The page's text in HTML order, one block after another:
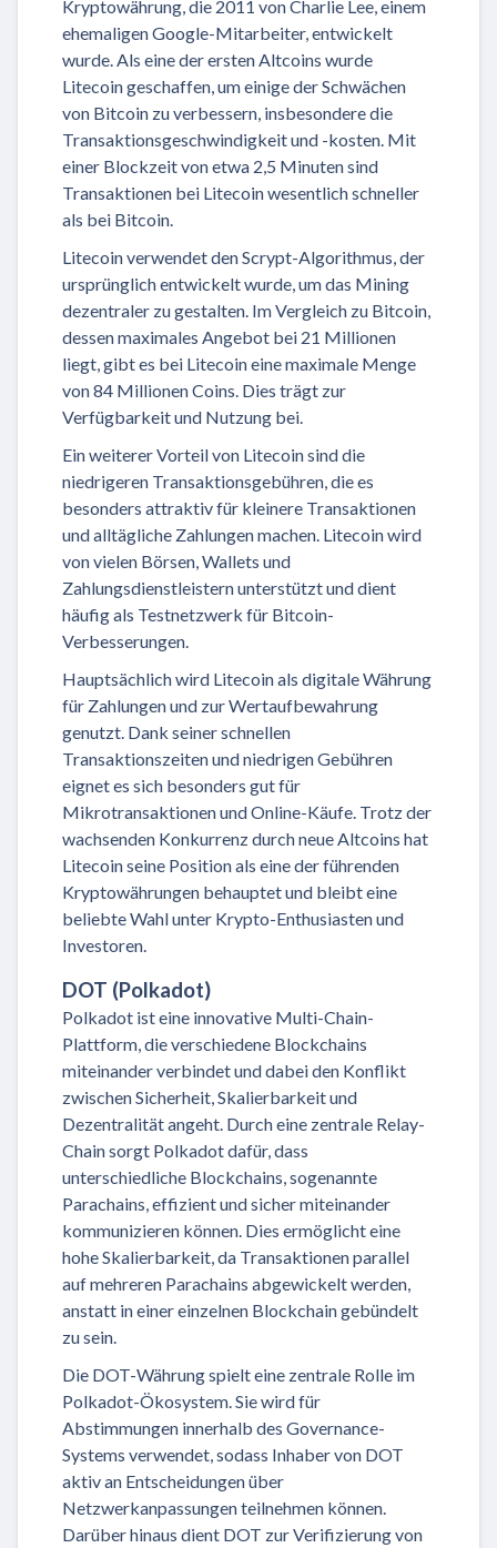
Kryptowährung, die 2011 von Charlie Lee, einem
ehemaligen Google-Mitarbeiter, entwickelt
wurde. Als eine der ersten Altcoins wurde
Litecoin geschaffen, um einige der Schwächen
von Bitcoin zu verbessern, insbesondere die
Transaktionsgeschwindigkeit und -kosten. Mit
einer Blockzeit von etwa 2,5 Minuten sind
Transaktionen bei Litecoin wesentlich schneller
als bei Bitcoin.
Litecoin verwendet den Scrypt-Algorithmus, der
ursprünglich entwickelt wurde, um das Mining
dezentraler zu gestalten. Im Vergleich zu Bitcoin,
dessen maximales Angebot bei 21 Millionen
liegt, gibt es bei Litecoin eine maximale Menge
von 84 Millionen Coins. Dies trägt zur
Verfügbarkeit und Nutzung bei.
Ein weiterer Vorteil von Litecoin sind die
niedrigeren Transaktionsgebühren, die es
besonders attraktiv für kleinere Transaktionen
und alltägliche Zahlungen machen. Litecoin wird
von vielen Börsen, Wallets und
Zahlungsdienstleistern unterstützt und dient
häufig als Testnetzwerk für Bitcoin-
Verbesserungen.
Hauptsächlich wird Litecoin als digitale Währung
für Zahlungen und zur Wertaufbewahrung
genutzt. Dank seiner schnellen
Transaktionszeiten und niedrigen Gebühren
eignet es sich besonders gut für
Mikrotransaktionen und Online-Käufe. Trotz der
wachsenden Konkurrenz durch neue Altcoins hat
Litecoin seine Position als eine der führenden
Kryptowährungen behauptet und bleibt eine
beliebte Wahl unter Krypto-Enthusiasten und
Investoren.
DOT (Polkadot)
Polkadot ist eine innovative Multi-Chain-
Plattform, die verschiedene Blockchains
miteinander verbindet und dabei den Konflikt
zwischen Sicherheit, Skalierbarkeit und
Dezentralität angeht. Durch eine zentrale Relay-
Chain sorgt Polkadot dafür, dass
unterschiedliche Blockchains, sogenannte
Parachains, effizient und sicher miteinander
kommunizieren können. Dies ermöglicht eine
hohe Skalierbarkeit, da Transaktionen parallel
auf mehreren Parachains abgewickelt werden,
anstatt in einer einzelnen Blockchain gebündelt
zu sein.
Die DOT-Währung spielt eine zentrale Rolle im
Polkadot-Ökosystem. Sie wird für
Abstimmungen innerhalb des Governance-
Systems verwendet, sodass Inhaber von DOT
aktiv an Entscheidungen über
Netzwerkanpassungen teilnehmen können.
Darüber hinaus dient DOT zur Verifizierung von